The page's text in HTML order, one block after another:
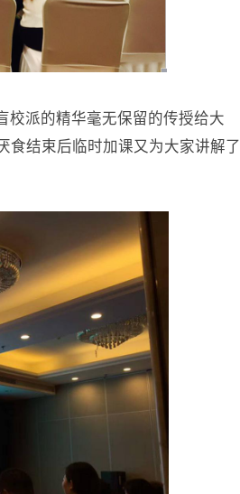
校派的精华毫无保留的传授给大
食结束后临时加课又为大家讲解了